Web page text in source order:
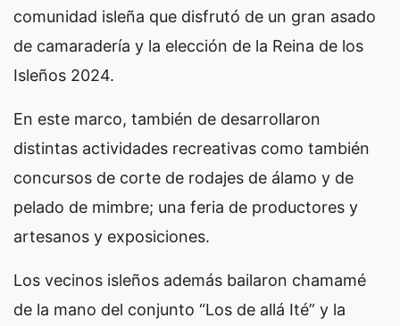
comunidad isleña que disfrutó de un gran asado
de camaradería y la elección de la Reina de los
Isleños 2024.
En este marco, también de desarrollaron
distintas actividades recreativas como también
concursos de corte de rodajes de álamo y de
pelado de mimbre; una feria de productores y
artesanos y exposiciones.
Los vecinos isleños además bailaron chamamé
de la mano del conjunto “Los de allá Ité” y la